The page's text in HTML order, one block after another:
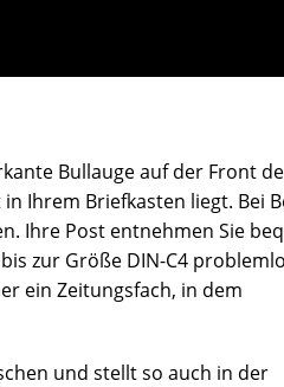
Bullauge auf der Front
Ihrem Briefkasten liegt. Bei
Ihre Post entnehmen Sie
zur Größe DIN-C4
ein Zeitungsfach, in dem
und stellt so auch in der